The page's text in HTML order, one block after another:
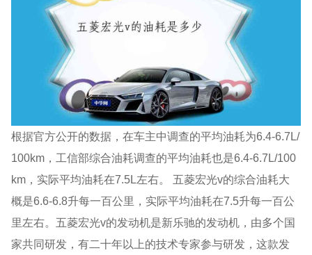
根据官方公开的数据，在车主中调查的平均油耗为6.4-6.7L/
100km，工信部综合油耗调查的平均油耗也是6.4-6.7L/100
km，实际平均油耗在7.5L左右。 五菱宏光v的综合油耗大
概是6.6-6.8升每一百公里，实际平均油耗在7.5升每一百公
里左右。五菱宏光v的发动机是新乐驰的发动机，由多个国
家共同研发，有二十年以上的技术专家参与研发，这款发